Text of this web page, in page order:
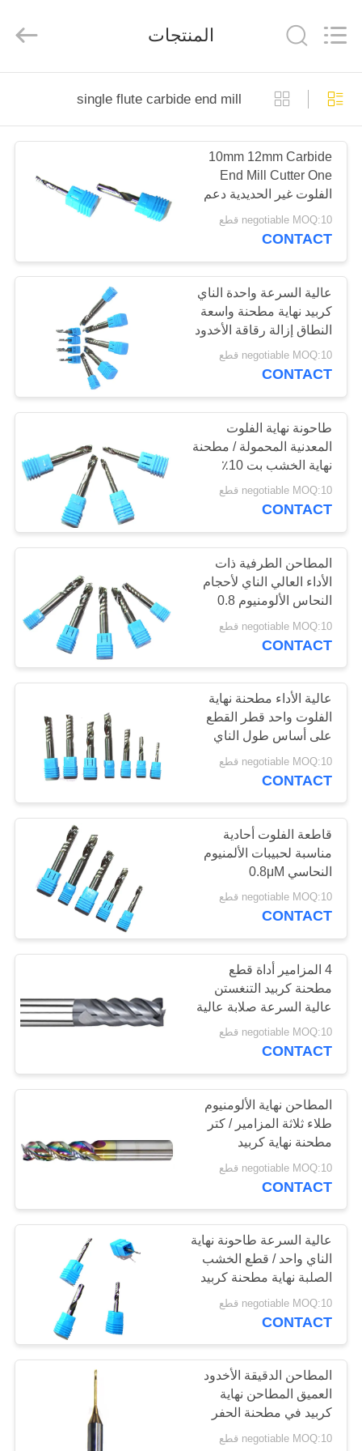
الصفحة
الرئيسية
منتجات
معلومات
جولة
المعمل
مراقبة
الجودة
اتصل
اطلب
اقتباس
خريطة
الموقع
PRIVACY
POLICY
Tools
Manufacturing
Co.,Ltd.
Reserved.
المنتجات
single flute carbide end mill
10mm 12mm Carbide
End Mill Cutter One
الفلوت غير الحديدية دعم
المعادن
negotiable MOQ:10 قطع
CONTACT
عالية السرعة واحدة الناي
كربيد نهاية مطحنة واسعة
النطاق إزالة رقاقة الأخدود
negotiable MOQ:10 قطع
CONTACT
طاحونة نهاية الفلوت
المعدنية المحمولة / مطحنة
نهاية الخشب بت 10٪
negotiable MOQ:10 قطع
CONTACT
المطاحن الطرفية ذات
الأداء العالي الناي لأحجام
النحاس الألومنيوم 0.8
ميكرون
negotiable MOQ:10 قطع
CONTACT
عالية الأداء مطحنة نهاية
الفلوت واحد قطر القطع
على أساس طول الناي
negotiable MOQ:10 قطع
CONTACT
قاطعة الفلوت أحادية
مناسبة لحبيبات الألمنيوم
النحاسي 0.8μM
negotiable MOQ:10 قطع
CONTACT
4 المزامير أداة قطع
مطحنة كربيد التنغستن
عالية السرعة صلابة عالية
negotiable MOQ:10 قطع
CONTACT
المطاحن نهاية الألومنيوم
طلاء ثلاثة المزامير / كتر
مطحنة نهاية كربيد
التنغستن
negotiable MOQ:10 قطع
CONTACT
عالية السرعة طاحونة نهاية
الناي واحد / قطع الخشب
الصلبة نهاية مطحنة كربيد
القاطع
negotiable MOQ:10 قطع
CONTACT
المطاحن الدقيقة الأخدود
العميق المطاحن نهاية
كربيد في مطحنة الحفر
طحن الحبوب الدقيقة
negotiable MOQ:10 قطع